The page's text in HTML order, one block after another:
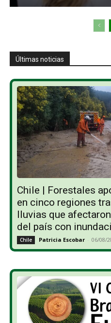
Últimas noticias
Chile | Forestales
en cinco regiones
lluvias que
del país con
Chile Patricia Escobar - 06/08/